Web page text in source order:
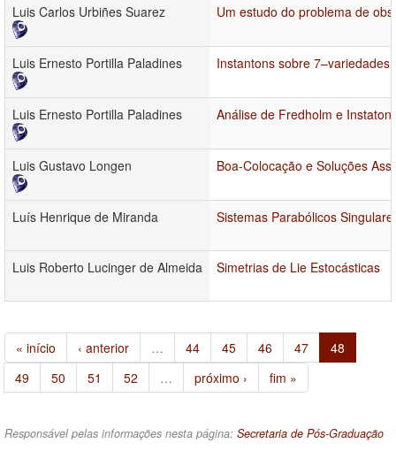
Luis Carlos Urbiñes Suarez Um estudo do problema de
Luis Ernesto Portilla Paladines Instantons sobre 7–variedades
Luis Ernesto Portilla Paladines Análise de Fredholm e
Luis Gustavo Longen Boa-Colocação e Soluções
Luís Henrique de Miranda Sistemas Parabólicos
Luis Roberto Lucinger de Almeida Simetrias de Lie Estocásticas
« início ‹ anterior … 44 45 46 47
48
49
50 51 52 … próximo › fim »
Responsável pelas informações nesta página: Secretaria de Pós-Graduação